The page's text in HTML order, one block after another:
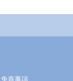
免責事項